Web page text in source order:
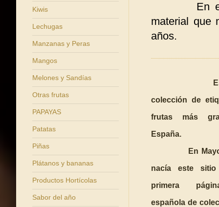
Kiwis
Lechugas
Manzanas y Peras
Mangos
Melones y Sandías
Otras frutas
PAPAYAS
Patatas
Piñas
Plátanos y bananas
Productos Hortícolas
Sabor del año
En el
material que
años.
colección de
frutas más
España.
En
nacía este
primera
española de